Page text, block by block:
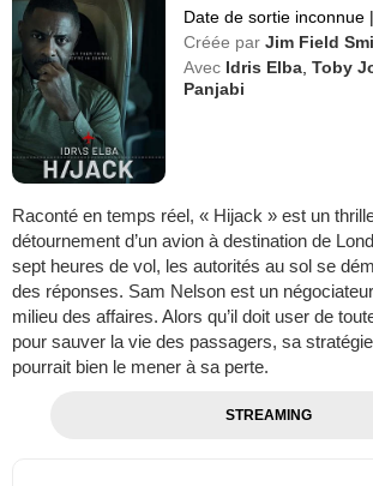
Date de sortie inconnue |
Créée par Jim Field
Avec Idris Elba ,Toby
Panjabi
Raconté en temps réel, « Hijack » est un
détournement d’un avion à destination de
sept heures de vol, les autorités au sol se
des réponses. Sam Nelson est un
milieu des affaires. Alors qu’il doit user de
pour sauver la vie des passagers, sa
pourrait bien le mener à sa perte.
STREAMING